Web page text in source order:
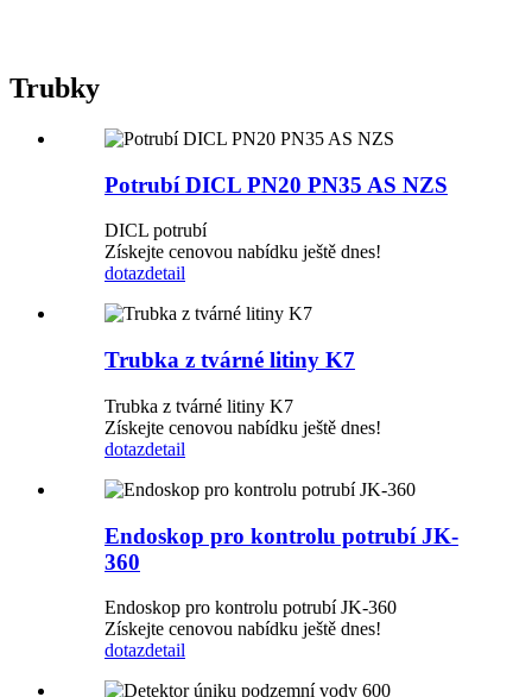
Trubky
Potrubí DICL PN20 PN35 AS NZS
DICL potrubí
Získejte cenovou nabídku ještě dnes!
dotazdetail
Trubka z tvárné litiny K7
Trubka z tvárné litiny K7
Získejte cenovou nabídku ještě dnes!
dotazdetail
Endoskop pro kontrolu potrubí JK-
360
Endoskop pro kontrolu potrubí JK-360
Získejte cenovou nabídku ještě dnes!
dotazdetail